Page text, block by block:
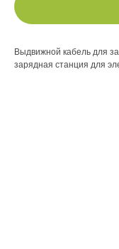
Выдвижной кабель для
зарядная станция для